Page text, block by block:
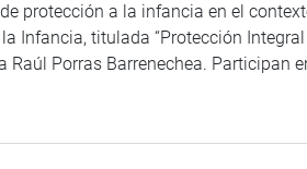
protección a la infancia en el
Infancia, titulada “Protección
Raúl Porras Barrenechea.